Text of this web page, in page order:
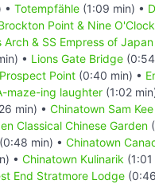
• Totempfähle (1:09 min) •
Point & Nine
Arch & SS Empress of Japan
• Lions Gate Bridge
Prospect Point (0:40 min) •
maze-ing laughter (1:02
min) • Chinatown Sam
Classical Chinese Garden
(0:48 min) • Chinatown
• Chinatown Kulinarik
End Stratmore Lodge